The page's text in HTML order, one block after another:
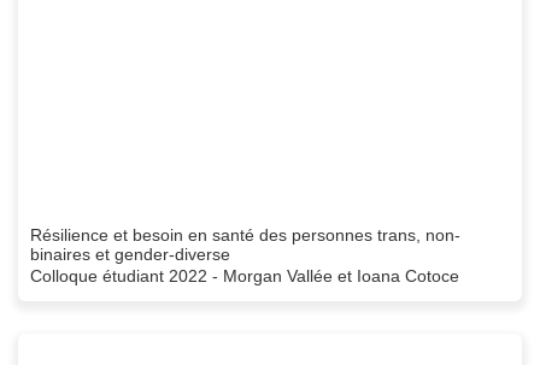
Résilience et besoin en santé des personnes trans, non-
binaires et gender-diverse
Colloque étudiant 2022 - Morgan Vallée et Ioana Cotoce